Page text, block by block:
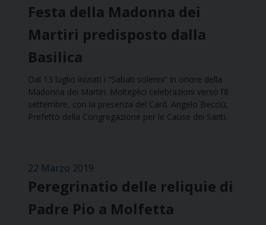
Festa della Madonna dei
Martiri predisposto dalla
Basilica
Dal 13 luglio iniziati i “Sabati solenni” in onore della
Madonna dei Martiri. Molteplici celebrazioni verso l’8
settembre, con la presenza del Card. Angelo Becciù,
Prefetto della Congregazione per le Cause dei Santi.
22 Marzo 2019
Peregrinatio delle reliquie di
Padre Pio a Molfetta